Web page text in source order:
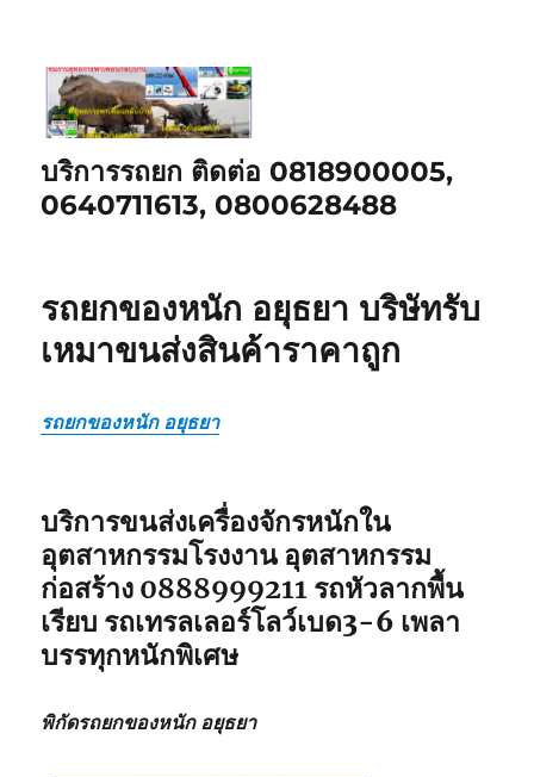
บริการรถยก ติดต่อ 0818900005,
0640711613, 0800628488
รถยกของหนัก อยุธยา บริษัทรับ
เหมาขนส่งสินค้าราคาถูก
รถยกของหนัก อยุธยา
บริการขนส่งเครื่องจักรหนักใน
อุตสาหกรรมโรงงาน อุตสาหกรรม
ก่อสร้าง 0888999211 รถหัวลากพื้น
เรียบ รถเทรลเลอร์โลว์เบด3-6 เพลา
บรรทุกหนักพิเศษ
พิกัดรถยกของหนัก อยุธยา